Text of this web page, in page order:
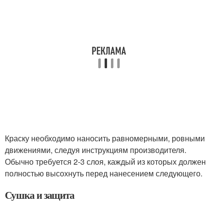
Краску необходимо наносить равномерными, ровными
движениями, следуя инструкциям производителя.
Обычно требуется 2-3 слоя, каждый из которых должен
полностью высохнуть перед нанесением следующего.
Сушка и защита